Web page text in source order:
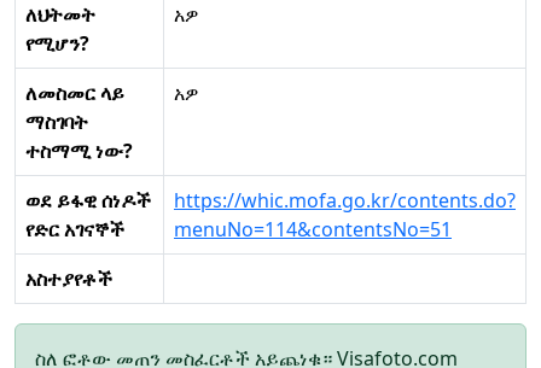
ለህትመት
የሚሆን?
አዎ
ለመስመር ላይ
ማስገባት
ተስማሚ ነው?
አዎ
ወደ ይፋዊ ሰነዶች
የድር አገናኞች
https://whic.mofa.go.kr/contents.do?
menuNo=114&contentsNo=51
አስተያየቶች
ስለ ፎቶው መጠን መስፈርቶች አይጨነቁ። Visafoto.com